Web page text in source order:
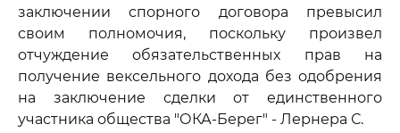
заключении спорного договора превысил
своим полномочия, поскольку произвел
отчуждение обязательственных прав на
получение вексельного дохода без одобрения
на заключение сделки от единственного
участника общества "ОКА-Берег" - Лернера С.